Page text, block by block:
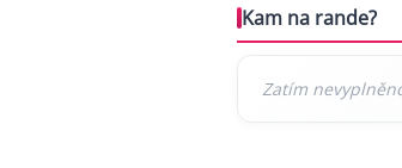
Kam na rande?